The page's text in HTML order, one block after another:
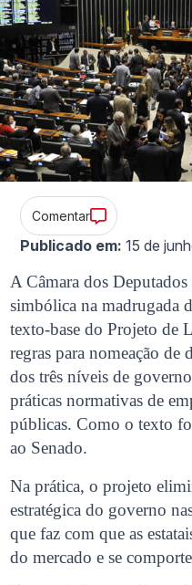
Comentar
Publicado em: 15 de
A Câmara dos
simbólica na madrugada
texto-base do Projeto de
regras para nomeação de
dos três níveis de
práticas normativas de
públicas. Como o texto
ao Senado.
Na prática, o projeto
estratégica do governo
que faz com que as
do mercado e se